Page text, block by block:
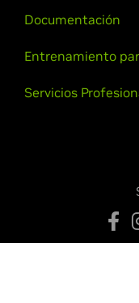
Documentación
Entrenamiento
Servicios